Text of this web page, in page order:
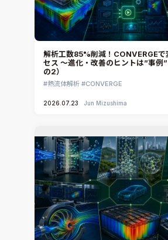
解析工数85%削減！CONVERGEで
セス ～進化・改善のヒントは”事例
の2）
熱流体解析 CONVERGE
2026.07.23 Jun Mizushima